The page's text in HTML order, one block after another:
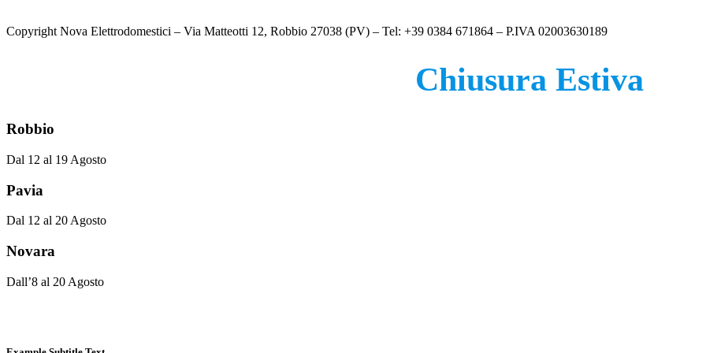
originale
era:
attuale
è:
Copyright Nova Elettrodomestici – Via Matteotti 12, Robbio 27038 (PV) – Tel: +39 0384 671864 – P.IVA 02003630189
Chiusura Estiva
Robbio
Dal 12 al 19 Agosto
Pavia
Dal 12 al 20 Agosto
Novara
Dall’8 al 20 Agosto